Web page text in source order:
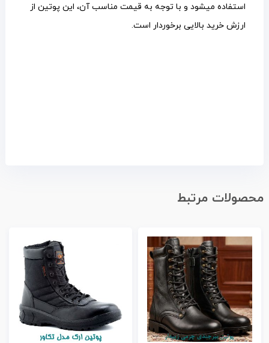
استفاده میشود و با توجه به قیمت مناسب آن، این پوتین از
ارزش خرید بالایی برخوردار است.
محصولات مرتبط